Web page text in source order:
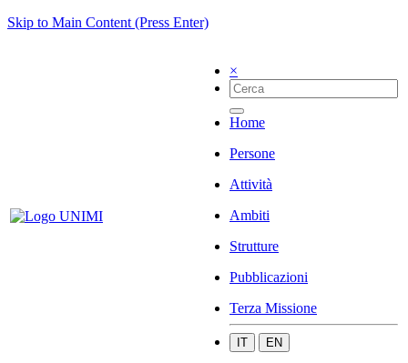
Skip to Main Content (Press Enter)
×
Home
Persone
Attività
Ambiti
Strutture
Pubblicazioni
Terza Missione
IT EN